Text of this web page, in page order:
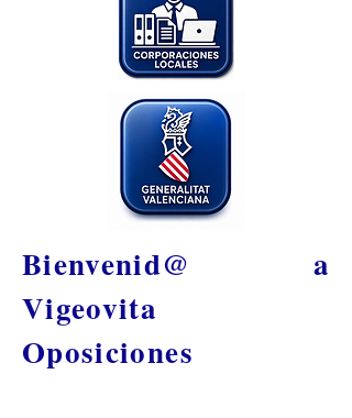
Bienvenid@ a
Vigeovita
Oposiciones